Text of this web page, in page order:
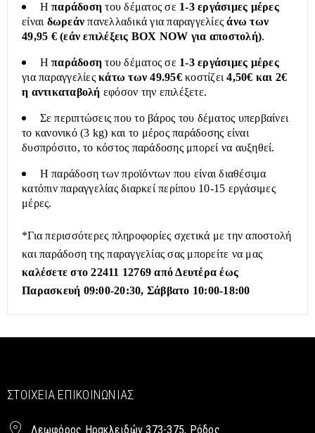
Ηπαράδοση του δέματος σε 1-3 εργάσιμες μέρες
είναι δωρεάν πανελλαδικά για παραγγελίεςάνω των
49,95 € (εάν επιλέξεις BOX NOW για αποστολή).
Ηπαράδοση του δέματος σε 1-3 εργάσιμες μέρες
για παραγγελίες κάτω των 49.95€κοστίζει4,50€ και 2€
η αντικαταβολή εφόσον την επιλέξετε.
Σε περιπτώσεις που το βάρος του δέματος υπερβαίνει
το κανονικό (3 kg) και το μέρος παράδοσης είναι
δυσπρόσιτο, το κόστος παράδοσης μπορεί να αυξηθεί.
Η παράδοση των προϊόντων που είναι διαθέσιμα
κατόπιν παραγγελίας διαρκεί περίπου 10-15 εργάσιμες
μέρες.
*Για περισσότερες πληροφορίες σχετικά με την αποστολή
και παράδοση της παραγγελίας σας μπορείτε να μας
καλέσετε στο 22411 12769 από Δευτέρα έως
Παρασκευή 09:00-20:30, Σάββατο 10:00-18:00
ΣΤΟΙΧΕΊΑ ΕΠΙΚΟΙΝΩΝΊΑΣ
Λεωφόρος Ηρακλειδών 373-375, Ρόδος